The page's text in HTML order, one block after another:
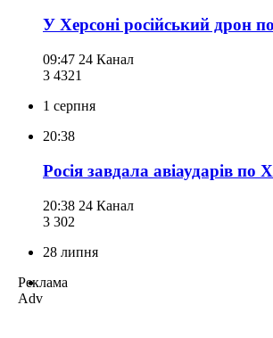
У Херсоні російський дрон
09:47 24 Канал
3 4321
1 серпня
20:38
Росія завдала авіаударів по
20:38 24 Канал
3 302
28 липня
Реклама
Adv